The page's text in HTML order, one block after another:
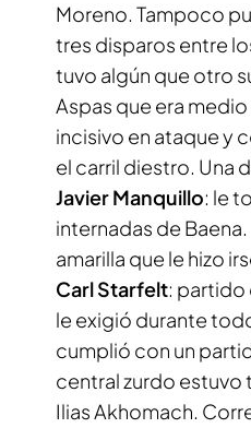
Moreno. Tampoco
tres disparos entre
tuvo algún que otro
Aspas que era
incisivo en ataque y
el carril diestro. Una
Javier Manquillo: le
internadas de
amarilla que le hizo
Carl Starfelt: partido
le exigió durante
cumplió con un
central zurdo estuvo
Ilias Akhomach.